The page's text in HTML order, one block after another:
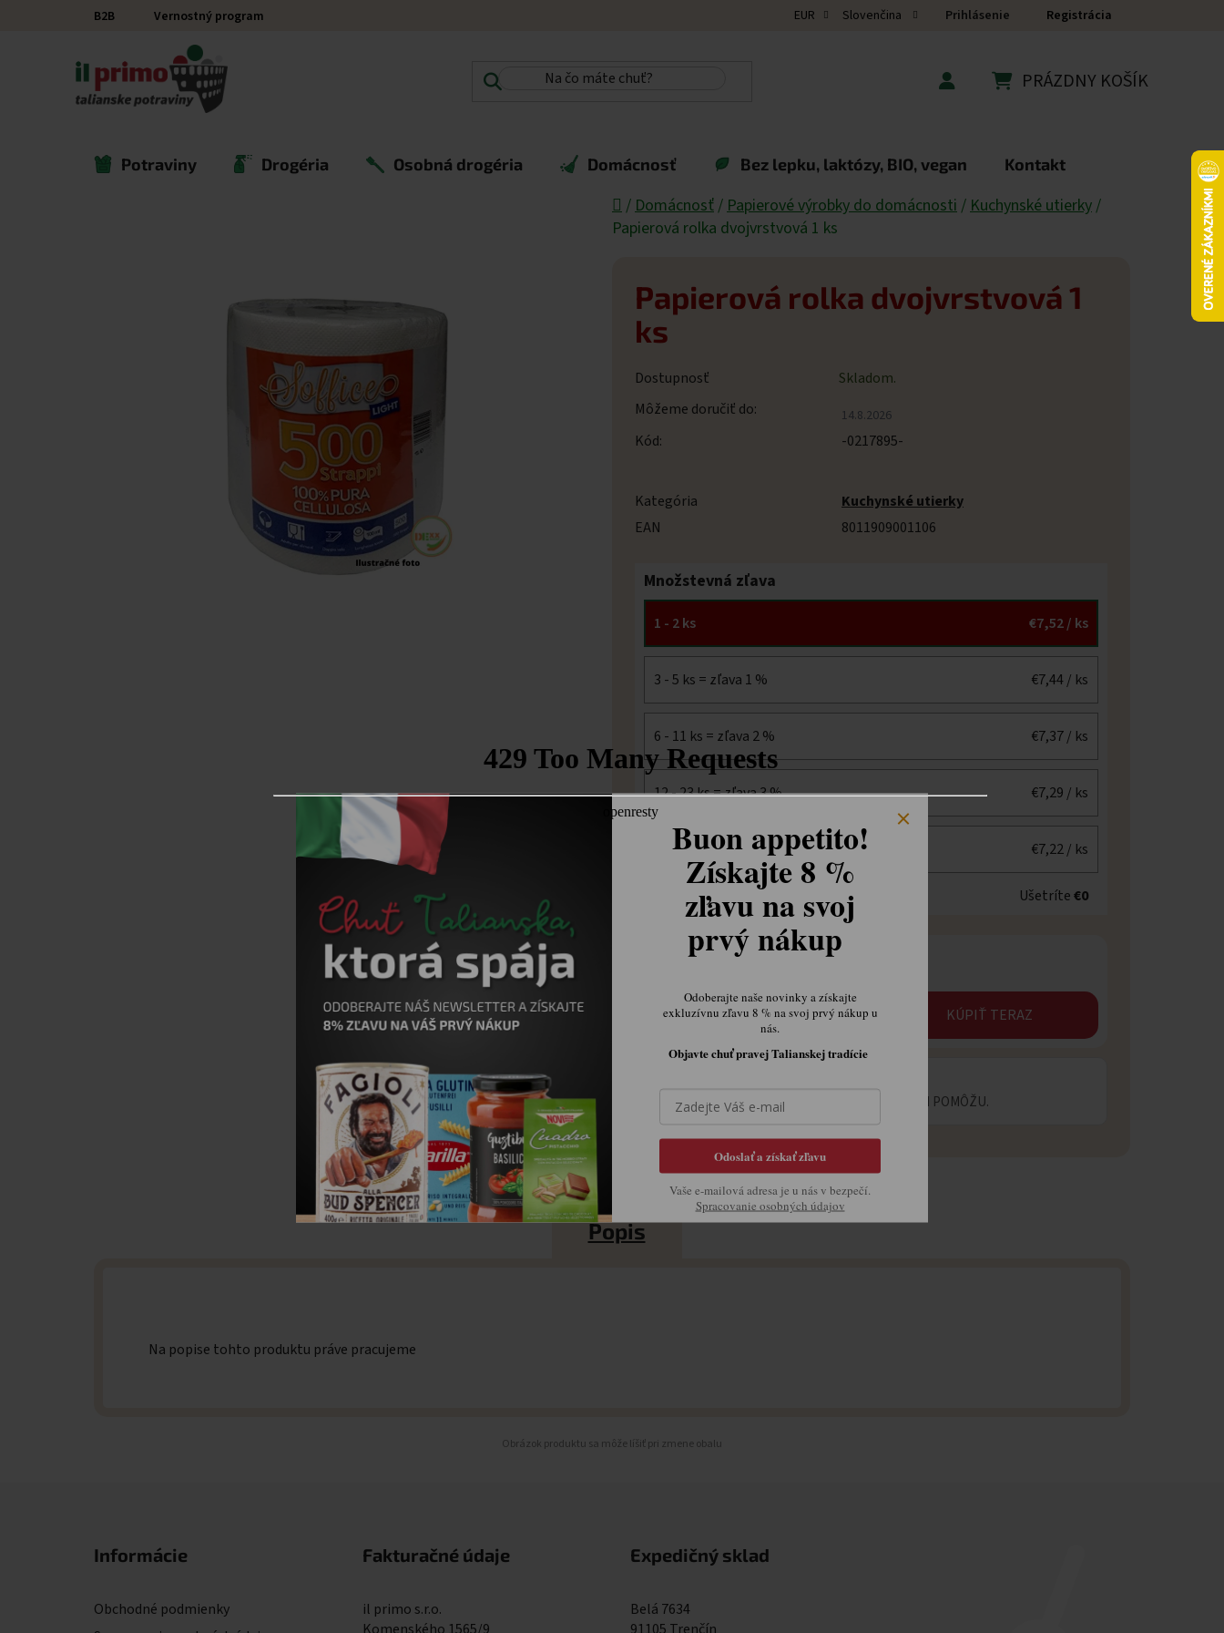
Prejsť na obsahB2B Vernostný program EUR Slovenčina Prihlásenie Registrácia
PRÁZDNY KOŠÍK
Potraviny Drogéria Osobná drogéria Domácnosť Bez lepku, laktózy, BIO, vegan Kontakt
Domov
/ Domácnosť / Papierové výrobky do domácnosti / Kuchynské utierky /
Papierová rolka dvojvrstvová 1 ks
Papierová rolka dvojvrstvová 1
ks
Dostupnosť
Skladom.
Môžeme doručiť do:
14.8.2026
Kód: -0217895-
Kategória
Kuchynské utierky
EAN
8011909001106
Množstevná zľava
1 - 2 ks €7,52/ ks
3 - 5 ks = zľava 1 % €7,44/ ks
6 - 11 ks = zľava 2 % €7,37/ ks
12 - 23 ks = zľava 3 % €7,29 / ks
24 a viac ks = zľava 4 % €7,22/ ks
Ušetríte€0
€7,52
Jednotková cena:
DO KOŠÍKA
KÚPIŤ TERAZ
NAPÍŠTE NÁM A NAŠI ŠPECIALISTI VÁM RADI POMÔŽU.
Popis
Na popise tohto produktu práve pracujeme
Obrázok produktu sa môže líšiť pri zmene obalu
Informácie
Obchodné podmienky
Fakturačné údaje
il primo s.r.o.
Expedičný sklad
Belá 7634
Buon appetito!
Získajte 8 %
zľavu na svoj
prvý nákup
Odoberajte naše novinky a získajte
exkluzívnu zľavu 8 % na svoj prvý nákup u
nás.
Objavte chuť pravej Talianskej tradície
Odoslať a získať zľavu
Vaše e-mailová adresa je u nás v bezpečí.
Spracovanie osobných údajov